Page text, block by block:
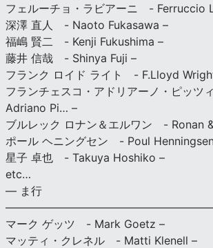
フェルーチョ・ラビアーニ - Ferruccio
深澤 直人 - Naoto Fukasawa –
福嶋 賢二 - Kenji Fukushima –
藤井 信哉 - Shinya Fuji –
フランク ロイド ライト - F.Lloyd
フランチェスコ・アドリアーノ・ピッ
Adriano Pi… –
ブルレック ロナン＆エルワン - Ronan
ポール ヘニングセン - Poul
星子 卓也 - Takuya Hoshiko –
etc…
— ま行
マーク ゲッツ - Mark Goetz –
マッティ・クレネル - Matti Klenell –